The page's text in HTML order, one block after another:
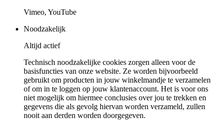
Vimeo, YouTube
Noodzakelijk
Altijd actief
Technisch noodzakelijke cookies zorgen alleen voor de
basisfuncties van onze website. Ze worden bijvoorbeeld
gebruikt om producten in jouw winkelmandje te verzamelen
of om in te loggen op jouw klantenaccount. Het is voor ons
niet mogelijk om hiermee conclusies over jou te trekken en
gegevens die als gevolg hiervan worden verzameld, zullen
nooit aan derden worden doorgegeven.